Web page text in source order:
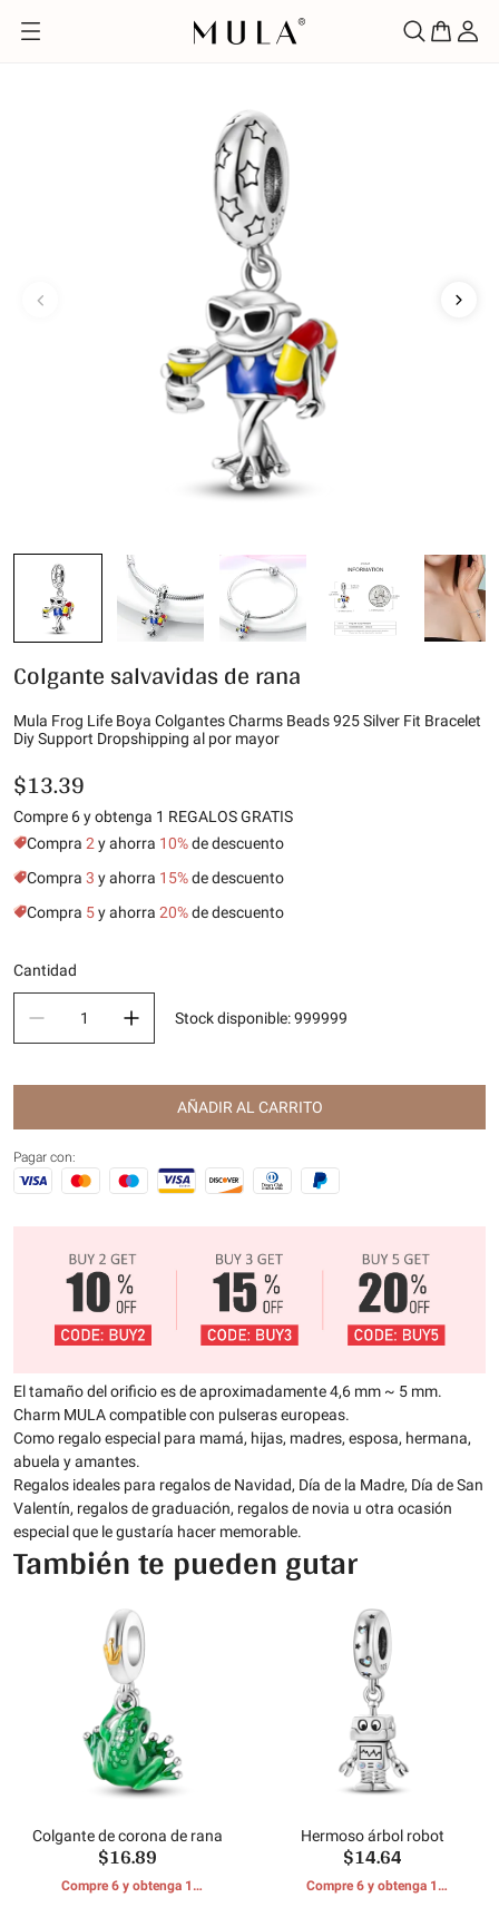
Colgante salvavidas de rana
Mula Frog Life Boya Colgantes Charms Beads 925 Silver Fit Bracelet
Diy Support Dropshipping al por mayor
$13.39
Compre 6 y obtenga 1 REGALOS GRATIS
Compra 2 y ahorra 10%de descuento
Compra 3 y ahorra 15%de descuento
Compra 5y ahorra 20%de descuento
Cantidad
Stock disponible:999999
AÑADIR AL CARRITO
Pagar con:
El tamaño del orificio es de aproximadamente 4,6 mm ~ 5 mm.
Charm MULA compatible con pulseras europeas.
Como regalo especial para mamá, hijas, madres, esposa, hermana,
abuela y amantes.
Regalos ideales para regalos de Navidad, Día de la Madre, Día de San
Valentín, regalos de graduación, regalos de novia u otra ocasión
especial que le gustaría hacer memorable.
También te pueden gutar
Colgante de corona de rana
$16.89
Compre 6 y obtenga 1
Hermoso árbol robot
$14.64
Compre 6 y obtenga 1